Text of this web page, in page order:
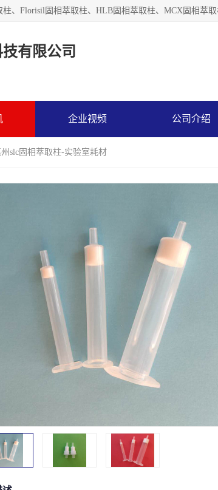
有限公司
企业视频 公司介绍
slc固相萃取柱-实验室耗材